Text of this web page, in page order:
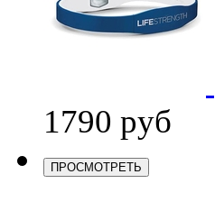
1790 руб
ПРОСМОТРЕТЬ